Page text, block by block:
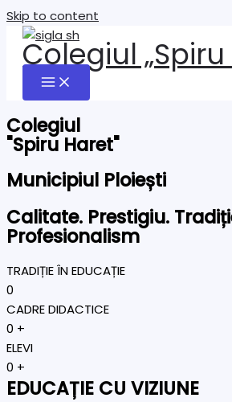
Skip to content
Colegiul
Colegiul
"Spiru Haret"
Municipiul Ploiești
Calitate. Prestigiu.
Profesionalism
TRADIȚIE ÎN EDUCAȚIE
0
CADRE DIDACTICE
0 +
ELEVI
0 +
EDUCAȚIE CU VIZIUNE